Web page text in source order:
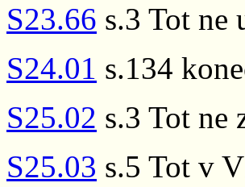
S23.66 s.3 Tot ne
S24.01 s.134
S25.02 s.3 Tot ne
S25.03 s.5 Tot v